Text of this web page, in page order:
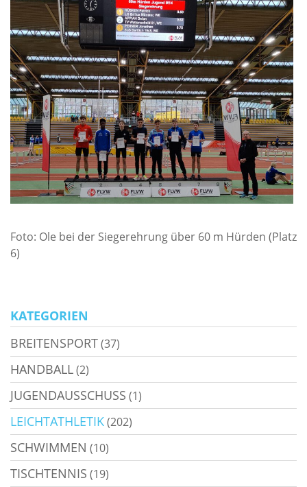
Foto: Ole bei der Siegerehrung über 60 m Hürden (Platz
6)
KATEGORIEN
BREITENSPORT(37)
HANDBALL(2)
JUGENDAUSSCHUSS (1)
LEICHTATHLETIK(202)
SCHWIMMEN (10)
TISCHTENNIS (19)